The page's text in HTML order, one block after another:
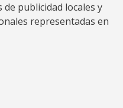
publicidad locales y
representadas en